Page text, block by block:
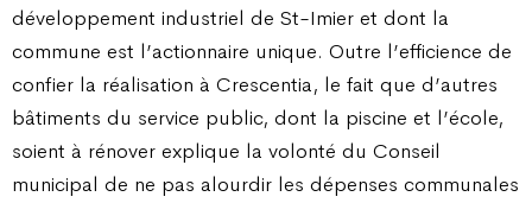
développement industriel de St-Imier et dont la
commune est l’actionnaire unique. Outre l’efficience de
confier la réalisation à Crescentia, le fait que d’autres
bâtiments du service public, dont la piscine et l’école,
soient à rénover explique la volonté du Conseil
municipal de ne pas alourdir les dépenses communales